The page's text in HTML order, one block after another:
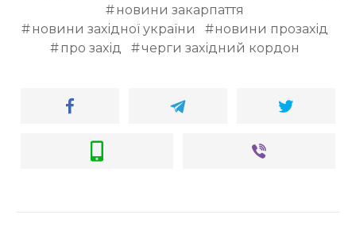
новини закарпаття
новини західної україни
новини прозахід
про захід
черги західний кордон